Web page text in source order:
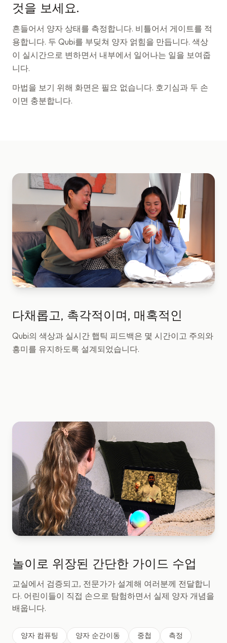
것을 보세요.
흔들어서 양자 상태를 측정합니다. 비틀어서 게이트를 적
용합니다. 두 Qubi를 부딪쳐 양자 얽힘을 만듭니다. 색상
이 실시간으로 변하면서 내부에서 일어나는 일을 보여줍
니다.
마법을 보기 위해 화면은 필요 없습니다. 호기심과 두 손
이면 충분합니다.
다채롭고, 촉각적이며, 매혹적인
Qubi의 색상과 실시간 햅틱 피드백은 몇 시간이고 주의와
흥미를 유지하도록 설계되었습니다.
놀이로 위장된 간단한 가이드 수업
교실에서 검증되고, 전문가가 설계해 여러분께 전달합니
다. 어린이들이 직접 손으로 탐험하면서 실제 양자 개념을
배웁니다.
양자 컴퓨팅 양자 순간이동 중첩 측정